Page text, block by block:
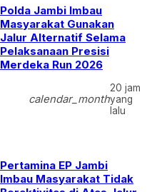
Polda Jambi Imbau
Masyarakat Gunakan
Jalur Alternatif Selama
Pelaksanaan Presisi
Merdeka Run 2026
calendar_month
20 jam
yang
lalu
Pertamina EP Jambi
Imbau Masyarakat Tidak